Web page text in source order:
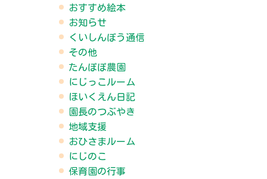
おすすめ絵本
お知らせ
くいしんぼう通信
その他
たんぽぽ農園
にじっこルーム
ほいくえん日記
園長のつぶやき
地域支援
おひさまルーム
にじのこ
保育園の行事